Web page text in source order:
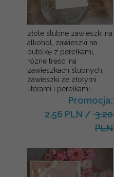
złote ślubne zawieszki na
alkohol, zawieszki na
butelkę z perełkami,
rózne treści na
zawieszkach ślubnych,
zawieszki ze złotymi
literami i perełkami
Promocja:
2.56 PLN /3.20
PLN